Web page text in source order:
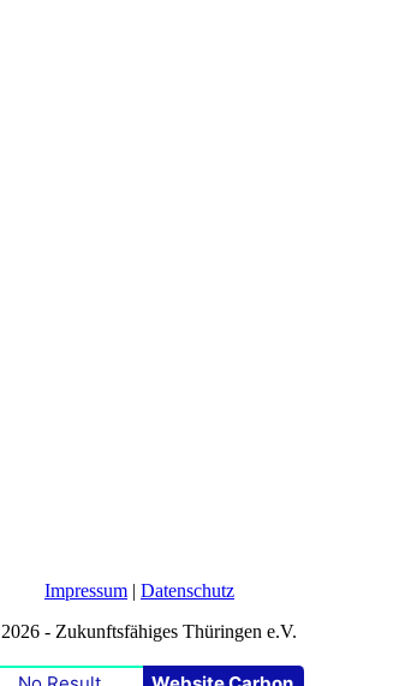
Impressum | Datenschutz
- Zukunftsfähiges Thüringen e.V.